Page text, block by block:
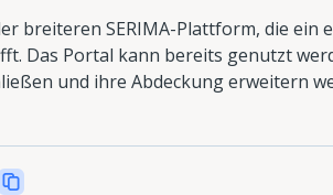
breiteren SERIMA-Plattform, die
Das Portal kann bereits genutzt
und ihre Abdeckung erweitern